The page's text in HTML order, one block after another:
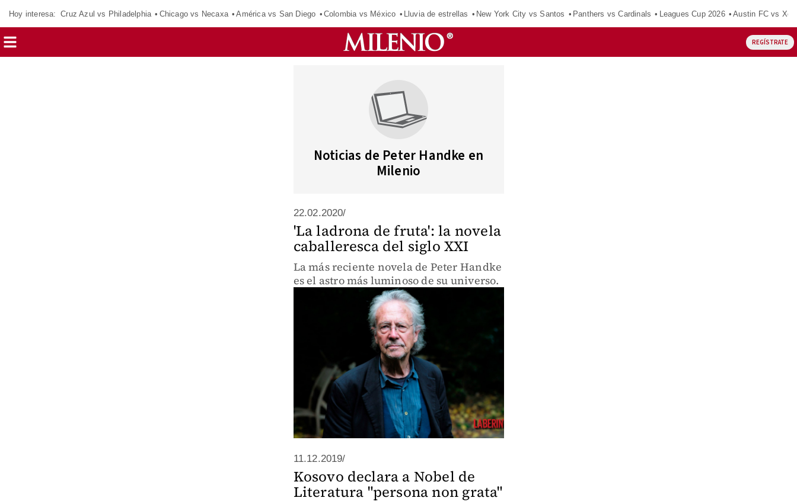
Hoy interesa: Cruz Azul vs Philadelphia Chicago vs Necaxa América vs San Diego Colombia vs México Lluvia de estrellas New York City vs Santos Panthers vs Cardinals Leagues Cup 2026 Austin FC vs
REGÍSTRATE
Noticias de Peter Handke en
Milenio
22.02.2020/
'La ladrona de fruta': la novela
caballeresca del siglo XXI
La más reciente novela de Peter Handke
es el astro más luminoso de su universo.
11.12.2019/
Kosovo declara a Nobel de
Literatura "persona non grata"